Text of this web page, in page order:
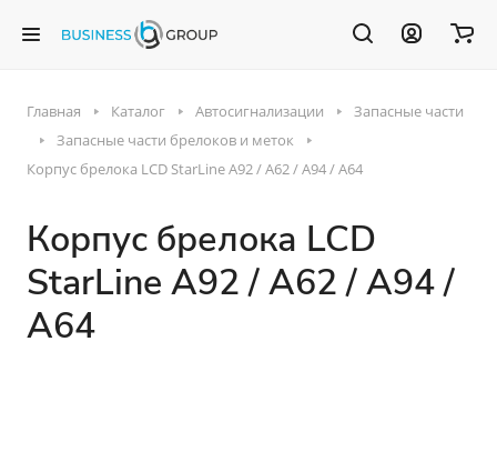
Главная Каталог Автосигнализации
Запасные части
Запасные части брелоков и меток
Корпус брелока LCD StarLine A92 / A62 / A94 / A64
Корпус брелока LCD
StarLine A92 / A62 / A94 /
A64